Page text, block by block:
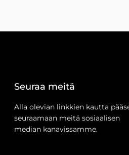
Seuraa meitä
Alla olevian linkkien kautta
seuraamaan meitä sosiaalisen
median kanavissamme.